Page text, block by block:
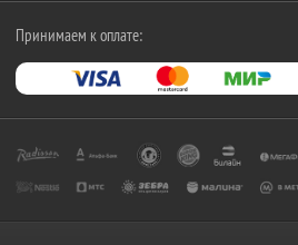
Принимаем к оплате: